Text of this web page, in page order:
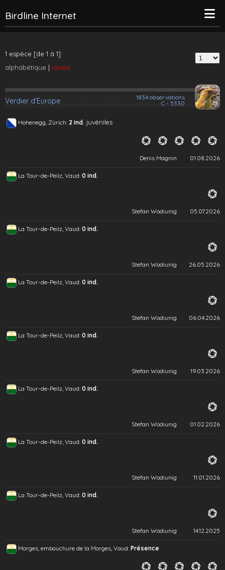
Birdline Internet
1 espèce [de 1 à 1]
alphabétique | rareté
Verdier d'Europe
1834 observations
C - 5330
Hohenegg, Zürich: 2 ind. juvéniles
Denis Magnin 01.08.2026
La Tour-de-Peilz, Vaud: 0 ind.
Stefan Wodiunig 05.07.2026
La Tour-de-Peilz, Vaud: 0 ind.
Stefan Wodiunig 26.05.2026
La Tour-de-Peilz, Vaud: 0 ind.
Stefan Wodiunig 06.04.2026
La Tour-de-Peilz, Vaud: 0 ind.
Stefan Wodiunig 19.03.2026
La Tour-de-Peilz, Vaud: 0 ind.
Stefan Wodiunig 01.02.2026
La Tour-de-Peilz, Vaud: 0 ind.
Stefan Wodiunig 11.01.2026
La Tour-de-Peilz, Vaud: 0 ind.
Stefan Wodiunig 14.12.2025
Morges, embouchure de la Morges, Vaud: Présence